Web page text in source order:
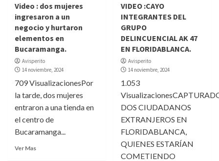
Video : dos mujeres
ingresaron a un
negocio y hurtaron
elementos en
Bucaramanga.
Avisperito
14 noviembre, 2024
709 VisualizacionesPor
la tarde, dos mujeres
entraron a una tienda en
el centro de
Bucaramanga...
Ver Mas
VIDEO :CAYO
INTEGRANTES DEL
GRUPO
DELINCUENCIAL AK 47
EN FLORIDABLANCA.
Avisperito
14 noviembre, 2024
1.053
DOS CIUDADANOS
EXTRANJEROS EN
FLORIDABLANCA,
QUIENES ESTARÍAN
COMETIENDO